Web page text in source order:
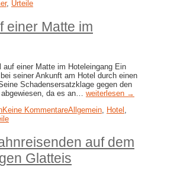
, Urteile
einer Matte im
auf einer Matte im Hoteleingang Ein
seiner Ankunft am Hotel durch einen
Schadensersatzklage gegen den
da es an… weiterlesen →
Keine KommentareAllgemein Hotel
auf dem
Glatteis